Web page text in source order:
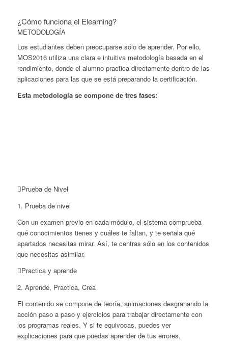
¿Cómo funciona el Elearning?
METODOLOGÍA
Los estudiantes deben preocuparse sólo de aprender. Por ello,
MOS2016 utiliza una clara e intuitiva metodología basada en el
rendimiento, donde el alumno practica directamente dentro de las
aplicaciones para las que se está preparando la certificación.
Esta metodología se compone de tres fases:
Prueba de Nivel
1. Prueba de nivel
Con un examen previo en cada módulo, el sistema comprueba
qué conocimientos tienes y cuáles te faltan, y te señala qué
apartados necesitas mirar. Así, te centras sólo en los contenidos
que necesitas asimilar.
Practica y aprende
2. Aprende, Practica, Crea
El contenido se compone de teoría, animaciones desgranando la
acción paso a paso y ejercicios para trabajar directamente con
los programas reales. Y si te equivocas, puedes ver
explicaciones para que puedas aprender de tus errores.